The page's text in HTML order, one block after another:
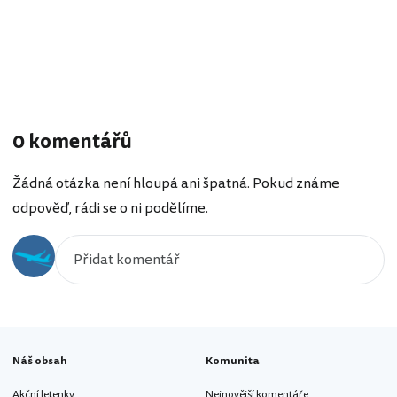
0 komentářů
Žádná otázka není hloupá ani špatná. Pokud známe
odpověď, rádi se o ni podělíme.
Náš obsah Komunita